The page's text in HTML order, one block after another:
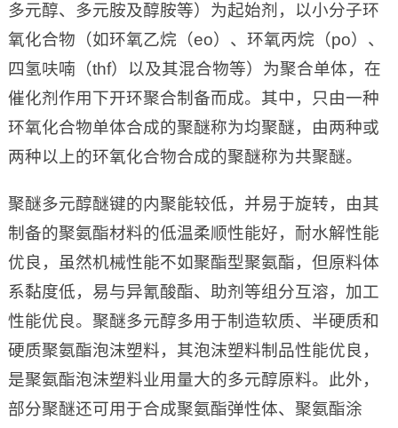
多元醇、多元胺及醇胺等）为起始剂，以小分子环
氧化合物（如环氧乙烷（eo）、环氧丙烷（po）、
四氢呋喃（thf）以及其混合物等）为聚合单体，在
催化剂作用下开环聚合制备而成。其中，只由一种
环氧化合物单体合成的聚醚称为均聚醚，由两种或
两种以上的环氧化合物合成的聚醚称为共聚醚。
聚醚多元醇醚键的内聚能较低，并易于旋转，由其
制备的聚氨酯材料的低温柔顺性能好，耐水解性能
优良，虽然机械性能不如聚酯型聚氨酯，但原料体
系黏度低，易与异氰酸酯、助剂等组分互溶，加工
性能优良。聚醚多元醇多用于制造软质、半硬质和
硬质聚氨酯泡沫塑料，其泡沫塑料制品性能优良，
是聚氨酯泡沫塑料业用量大的多元醇原料。此外，
部分聚醚还可用于合成聚氨酯弹性体、聚氨酯涂